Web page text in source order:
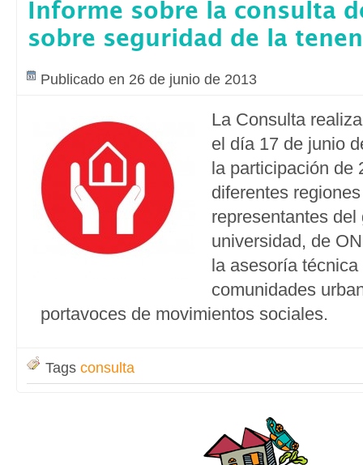
Informe sobre la consulta
sobre seguridad de la
Publicado en 26 de junio de 2013
La Consulta
el día 17 de junio
la participación de
diferentes
representantes
universidad, de
la asesoría
comunidades
portavoces de movimientos sociales.
Tags consulta